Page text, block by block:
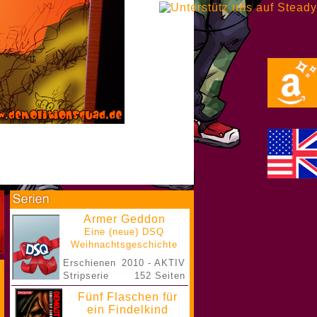
Armer Geddon
Eine (neue) DSQ
Weihnachtsgeschichte
Erschienen
Stripserie
2010 - AKTIV
152 Seiten
Fünf Flaschen für
ein Findelkind